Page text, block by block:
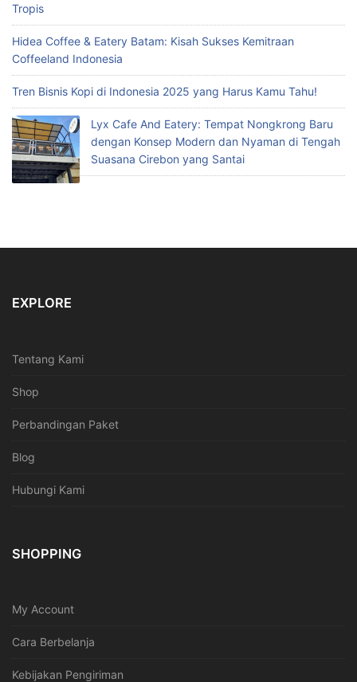
Tropis
Hidea Coffee & Eatery Batam: Kisah Sukses Kemitraan
Coffeeland Indonesia
Tren Bisnis Kopi di Indonesia 2025 yang Harus Kamu Tahu!
Lyx Cafe And Eatery: Tempat Nongkrong Baru
dengan Konsep Modern dan Nyaman di Tengah
Suasana Cirebon yang Santai
EXPLORE
Tentang Kami
Shop
Perbandingan Paket
Blog
Hubungi Kami
SHOPPING
My Account
Cara Berbelanja
Kebijakan Pengiriman